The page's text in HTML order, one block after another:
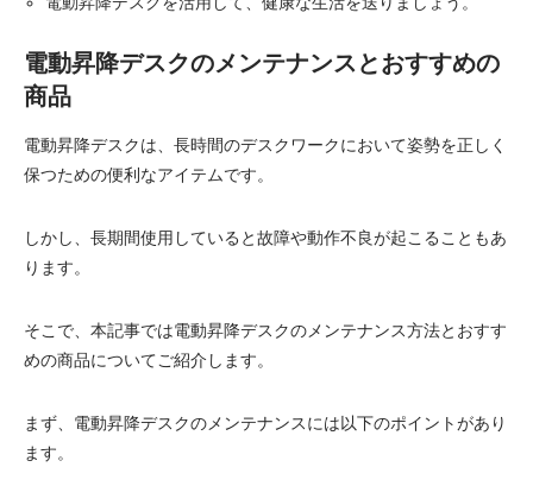
電動昇降デスクのメンテナンスとおすすめの
商品
電動昇降デスクは、長時間のデスクワークにおいて姿勢を正しく
保つための便利なアイテムです。
しかし、長期間使用していると故障や動作不良が起こることもあ
ります。
そこで、本記事では電動昇降デスクのメンテナンス方法とおすす
めの商品についてご紹介します。
まず、電動昇降デスクのメンテナンスには以下のポイントがあり
ます。